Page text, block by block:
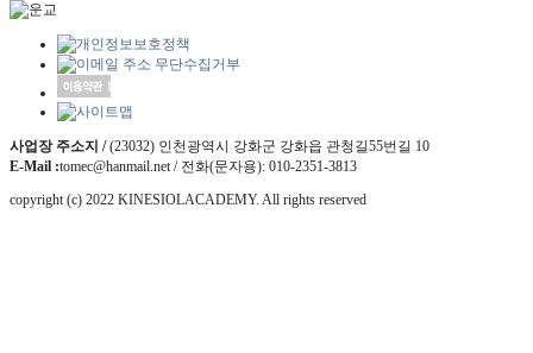
사업장 주소지 /(23032) 인천광역시 강화군 강화읍 관청길55번길 10
E-Mail :tomec@hanmail.net / 전화(문자용): 010-2351-3813
copyright (c) 2022 KINESIOLACADEMY. All rights reserved